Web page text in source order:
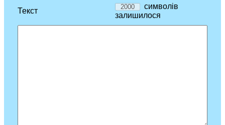
Текст
символів
залишилося